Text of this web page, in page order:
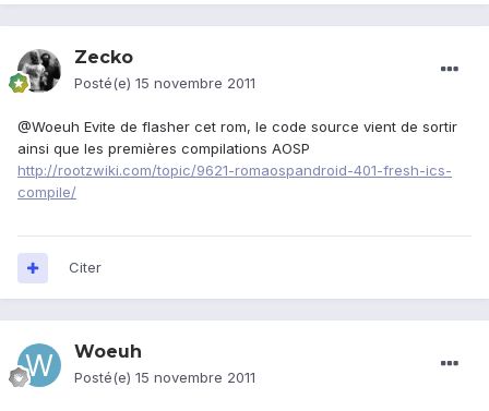
Zecko
Posté(e) 15 novembre 2011
@Woeuh Evite de flasher cet rom, le code source vient de sortir
ainsi que les premières compilations AOSP
http://rootzwiki.com/topic/9621-romaospandroid-401-fresh-ics-
compile/
Citer
Woeuh
Posté(e) 15 novembre 2011